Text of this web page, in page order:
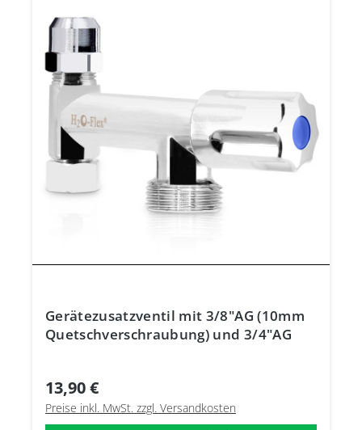
Gerätezusatzventil mit 3/8"AG (10mm
Quetschverschraubung) und 3/4"AG
13,90 €
Preise inkl. MwSt. zzgl. Versandkosten